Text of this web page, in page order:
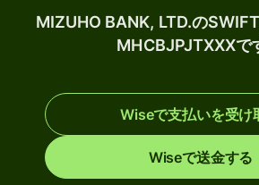
MIZUHO BANK, LTD.の
MHCBJPJTXXXで
Wiseで支払いを受け
Wiseで送金する